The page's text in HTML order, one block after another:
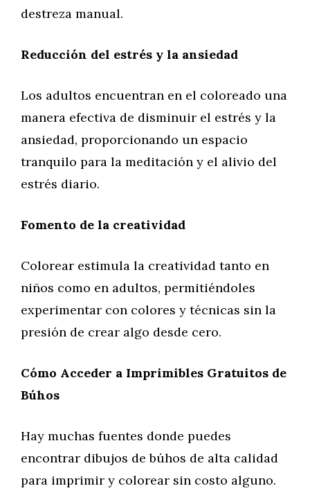
destreza manual.
Reducción del estrés y la ansiedad
Los adultos encuentran en el coloreado una
manera efectiva de disminuir el estrés y la
ansiedad, proporcionando un espacio
tranquilo para la meditación y el alivio del
estrés diario.
Fomento de la creatividad
Colorear estimula la creatividad tanto en
niños como en adultos, permitiéndoles
experimentar con colores y técnicas sin la
presión de crear algo desde cero.
Cómo Acceder a Imprimibles Gratuitos de
Búhos
Hay muchas fuentes donde puedes
encontrar dibujos de búhos de alta calidad
para imprimir y colorear sin costo alguno.